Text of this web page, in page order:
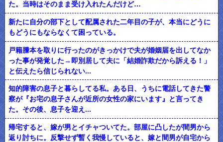
た。当時はそのまま受け入れたんだけど…
新たに自分の部下として配属された二年目の子が、本当にどうに
もどうにもならなくて困っている。
戸籍謄本を取りに行ったのがきっかけで夫が婚姻届を出してなか
った事が発覚した→即別居して夫に「結婚詐欺だから訴える！」
と伝えたら信じられない...
知的障害の息子と暮らしてる私。ある日、うちに電話してきた警
察が『お宅の息子さんが近所の女性の家にいます』と言ってき
た。その後、息子を迎え...
帰宅すると、嫁が男とイチャついてた。部屋に凸したが間男から
返り討ちに。反撃せず暫く我慢していると、嫁と間男が自宅から